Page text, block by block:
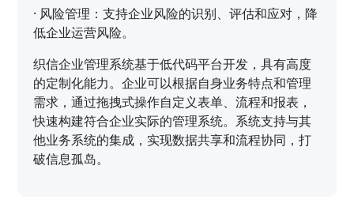
· 风险管理：支持企业风险的识别、评估和应对，降
低企业运营风险。
织信企业管理系统基于低代码平台开发，具有高度
的定制化能力。企业可以根据自身业务特点和管理
需求，通过拖拽式操作自定义表单、流程和报表，
快速构建符合企业实际的管理系统。系统支持与其
他业务系统的集成，实现数据共享和流程协同，打
破信息孤岛。